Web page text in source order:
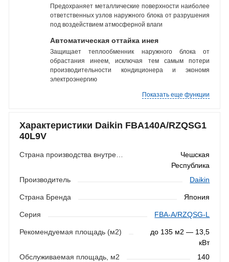
Предохраняет металлические поверхности наиболее
ответственных узлов наружного блока от разрушения
под воздействием атмосферной влаги
Автоматическая оттайка инея
Защищает теплообменник наружного блока от
обрастания инеем, исключая тем самым потери
производительности кондиционера и экономя
электроэнергию
Показать еще функции
Характеристики Daikin FBA140A/RZQSG1
40L9V
Страна производства внутреннего блока
Чешская
Республика
Производитель
Daikin
Страна Бренда Япония
Серия FBA-A/RZQSG-L
Рекомендуемая площадь (м2)
до 135 м2 — 13,5
кВт
Обслуживаемая площадь, м2
140